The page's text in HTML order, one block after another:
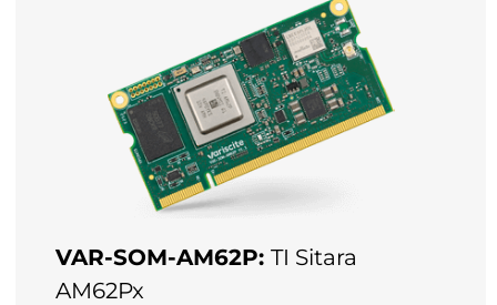
VAR-SOM-AM62P: TI Sitara
AM62Px